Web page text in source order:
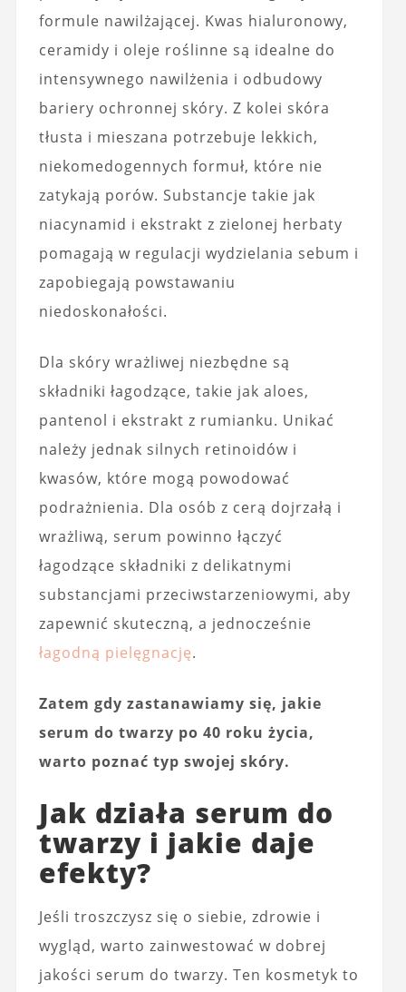
formule nawilżającej. Kwas hialuronowy,
ceramidy i oleje roślinne są idealne do
intensywnego nawilżenia i odbudowy
bariery ochronnej skóry. Z kolei skóra
tłusta i mieszana potrzebuje lekkich,
niekomedogennych formuł, które nie
zatykają porów. Substancje takie jak
niacynamid i ekstrakt z zielonej herbaty
pomagają w regulacji wydzielania sebum i
zapobiegają powstawaniu
niedoskonałości.
Dla skóry wrażliwej niezbędne są
składniki łagodzące, takie jak aloes,
pantenol i ekstrakt z rumianku. Unikać
należy jednak silnych retinoidów i
kwasów, które mogą powodować
podrażnienia. Dla osób z cerą dojrzałą i
wrażliwą, serum powinno łączyć
łagodzące składniki z delikatnymi
substancjami przeciwstarzeniowymi, aby
zapewnić skuteczną, a jednocześnie
łagodną pielęgnację.
Zatem gdy zastanawiamy się, jakie
serum do twarzy po 40 roku życia,
warto poznać typ swojej skóry.
Jak działa serum do
twarzy i jakie daje
efekty?
Jeśli troszczysz się o siebie, zdrowie i
wygląd, warto zainwestować w dobrej
jakości serum do twarzy. Ten kosmetyk to